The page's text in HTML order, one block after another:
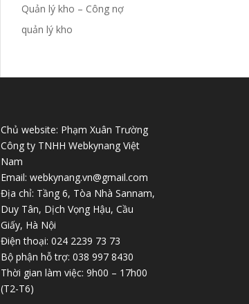
Quản lý kho – Công nợ
quản lý kho
Chủ website: Phạm Xuân Trường
Công ty TNHH Webkynang Việt
Nam
Email: webkynang.vn@gmail.com
Địa chỉ: Tầng 6, Tòa Nhà Sannam,
Duy Tân, Dịch Vọng Hậu, Cầu
Giấy, Hà Nội
Điện thoại: 024 2239 73 73
Bộ phận hỗ trợ: 038 997 8430
Thời gian làm việc: 9h00 – 17h00
(T2-T6)